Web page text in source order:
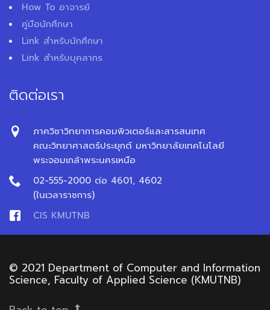
How To อาจารย์
คู่มือนักศึกษา
Link สำหรับนักศึกษา
Link สำหรับบุคลากร
ติดต่อเรา
ภาควิชาวิทยาการคอมพิวเตอร์และสารสนเทศ
คณะวิทยาศาสตร์ประยุกต์ มหาวิทยาลัยเทคโนโลยี
พระจอมเกล้าพระนครเหนือ
02-555-2000 ต่อ 4601, 4602
(ในเวลาราชการ)
CIS KMUTNB
© 2021 Department of Computer and Information
Science, Faculty of Applied Science (KMUTNB)